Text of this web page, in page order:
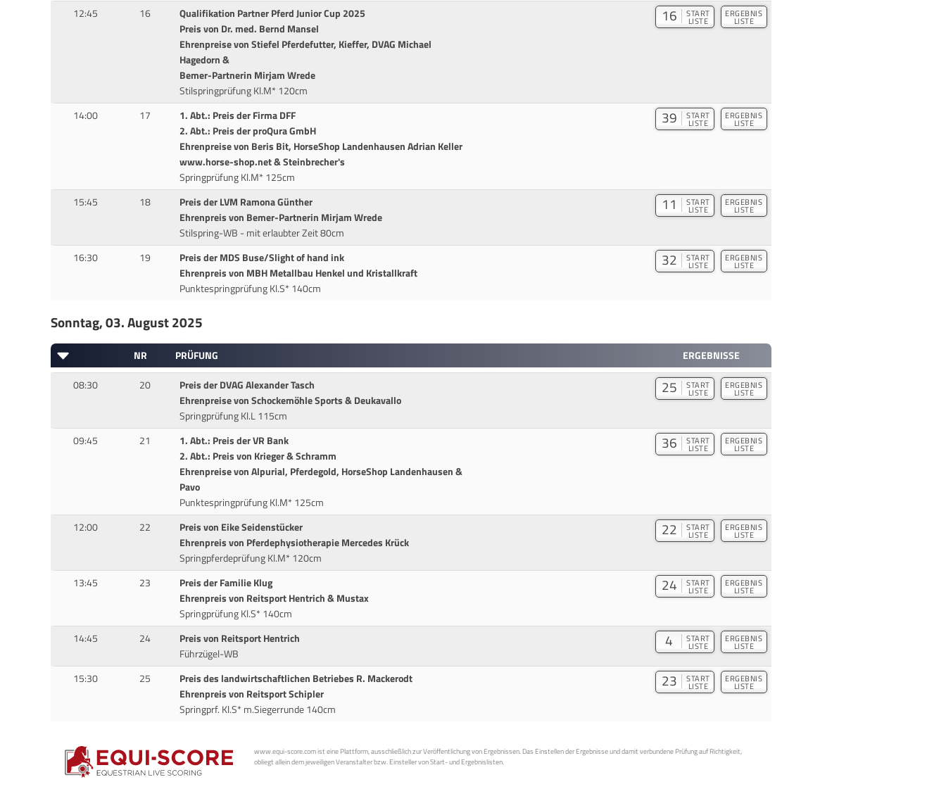
12:45 16
Qualifikation Partner Pferd Junior Cup 2025
Preis von Dr. med. Bernd Mansel
Ehrenpreise von Stiefel Pferdefutter, Kieffer, DVAG Michael
Hagedorn &
Bemer-Partnerin Mirjam Wrede
Stilspringprüfung Kl.M* 120cm
16 START
LISTE
ERGEBNIS
LISTE
14:00 17
1. Abt.: Preis der Firma DFF
2. Abt.: Preis der proQura GmbH
Ehrenpreise von Beris Bit, HorseShop Landenhausen Adrian Keller
www.horse-shop.net & Steinbrecher's
Springprüfung Kl.M* 125cm
39 START
LISTE
ERGEBNIS
LISTE
15:45 18
Preis der LVM Ramona Günther
Ehrenpreis von Bemer-Partnerin Mirjam Wrede
Stilspring-WB - mit erlaubter Zeit 80cm
11 START
LISTE
ERGEBNIS
LISTE
16:30 19
Preis der MDS Buse/Slight of hand ink
Ehrenpreis von MBH Metallbau Henkel und Kristallkraft
Punktespringprüfung Kl.S* 140cm
32 START
LISTE
ERGEBNIS
LISTE
Sonntag, 03. August 2025
NR PRÜFUNG
ERGEBNISSE
08:30
20
Preis der DVAG Alexander Tasch
Ehrenpreise von Schockemöhle Sports & Deukavallo
Springprüfung Kl.L 115cm
25 START
LISTE
ERGEBNIS
LISTE
09:45 21
1. Abt.: Preis der VR Bank
2. Abt.: Preis von Krieger & Schramm
Ehrenpreise von Alpurial, Pferdegold, HorseShop Landenhausen &
Pavo
Punktespringprüfung Kl.M* 125cm
36 START
LISTE
ERGEBNIS
LISTE
12:00 22
Preis von Eike Seidenstücker
Ehrenpreis von Pferdephysiotherapie Mercedes Krück
Springpferdeprüfung Kl.M* 120cm
22 START
LISTE
ERGEBNIS
LISTE
13:45 23
Preis der Familie Klug
Ehrenpreis von Reitsport Hentrich & Mustax
Springprüfung Kl.S* 140cm
24 START
LISTE
ERGEBNIS
LISTE
14:45 24
Preis von Reitsport Hentrich
Führzügel-WB
4 START
LISTE
ERGEBNIS
LISTE
15:30 25
Preis des landwirtschaftlichen Betriebes R. Mackerodt
Ehrenpreis von Reitsport Schipler
Springprf. Kl.S* m.Siegerrunde 140cm
23 START
LISTE
ERGEBNIS
LISTE
www.equi-score.com ist eine Plattform, ausschließlich zur Veröffentlichung von Ergebnissen. Das Einstellen der Ergebnisse und damit verbundene Prüfung auf Richtigkeit,
obliegt allein dem jeweiligen Veranstalter bzw. Einsteller von Start- und Ergebnislisten.